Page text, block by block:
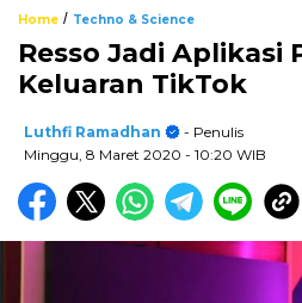
Home / Techno & Science
Resso Jadi Aplikasi
Keluaran TikTok
Luthfi Ramadhan
- Penulis
Minggu, 8 Maret 2020 - 10:20 WIB